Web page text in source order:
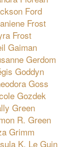
Ford
Frost
Frost
Gaiman
Gerdom
Goddyn
Goss
Gozdek
Green
R. Green
Grimm
K. Le Guin